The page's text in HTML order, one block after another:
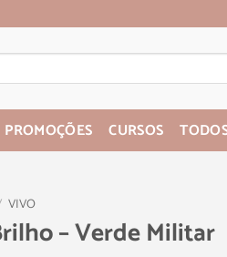
PROMOÇÕES CURSOS
VIVO
– Verde Militar